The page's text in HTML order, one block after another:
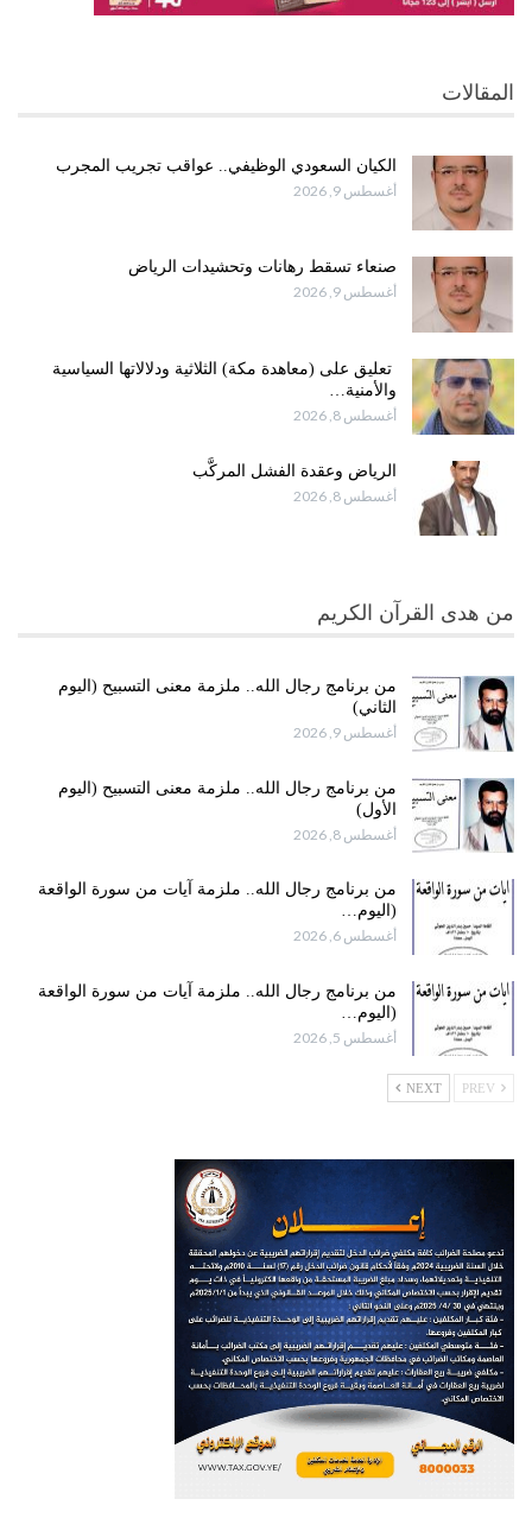
المقالات
الكيان السعودي الوظيفي.. عواقب تجريب المجرب
أغسطس 9, 2026
صنعاء تسقط رهانات وتحشيدات الرياض
أغسطس 9, 2026
تعليق على (معاهدة مكة) الثلاثية ودلالاتها السياسية
والأمنية…
أغسطس 8, 2026
الرياض وعقدة الفشل المركَّب
أغسطس 8, 2026
من هدى القرآن الكريم
من برنامج رجال الله.. ملزمة معنى التسبيح (اليوم
الثاني)
أغسطس 9, 2026
من برنامج رجال الله.. ملزمة معنى التسبيح (اليوم
الأول)
أغسطس 8, 2026
من برنامج رجال الله.. ملزمة آيات من سورة الواقعة
(اليوم…
أغسطس 6, 2026
من برنامج رجال الله.. ملزمة آيات من سورة الواقعة
(اليوم…
أغسطس 5, 2026
NEXT